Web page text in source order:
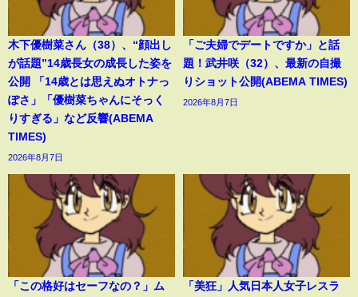
木下優樹菜さん（38）、“顔出し
が話題”14歳長女の成長した姿を
公開 「14歳とは思えぬオトナっ
ぽさ」「優樹菜ちゃんにそっく
りすぎる」など反響(ABEMA
TIMES)
2026年8月7日
「ご夫婦でデートですか」と話
題！武井咲（32）、最新の自撮
りショット公開(ABEMA TIMES)
2026年8月7日
「この格好はセーフなの？」ム
「美狂」人気日本人女子レスラ